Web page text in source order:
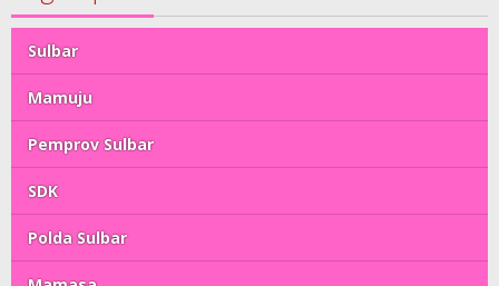
Sulbar
Mamuju
Pemprov Sulbar
SDK
Polda Sulbar